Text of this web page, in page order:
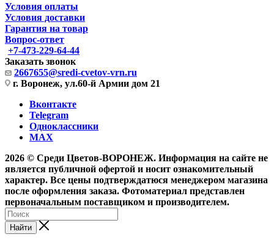
Условия оплаты
Условия доставки
Гарантия на товар
Вопрос-ответ
+7-473-229-64-44
Заказать звонок
2667655@sredi-cvetov-vrn.ru
г. Воронеж, ул.60-й Армии дом 21
Вконтакте
Telegram
Одноклассники
MAX
2026 © Среди Цветов-ВОРОНЕЖ. Информация на сайте не
является публичной офертой и носит ознакомительный
характер. Все цены подтверждатюся менеджером магазина
после оформления заказа. Фотоматериал представлен
первоначальным поставщиком и производителем.
Найти